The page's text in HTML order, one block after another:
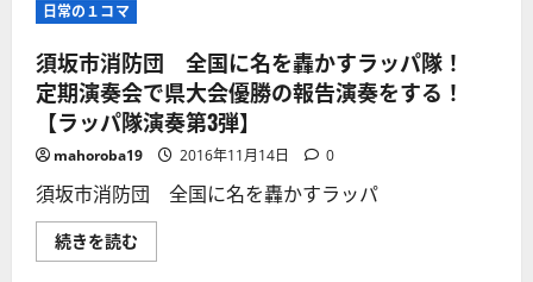
ッ
パ
隊」
全
国
的
に
を
轟
か
大
日常の１コマ
須坂市消防団 全国に名を轟かすラッパ隊！
定期演奏会で県大会優勝の報告演奏をする！
【ラッパ隊演奏第3弾】
mahoroba19 2016年11月14日 0
須坂市消防団 全国に名を轟かすラッパ
続きを読む
坂